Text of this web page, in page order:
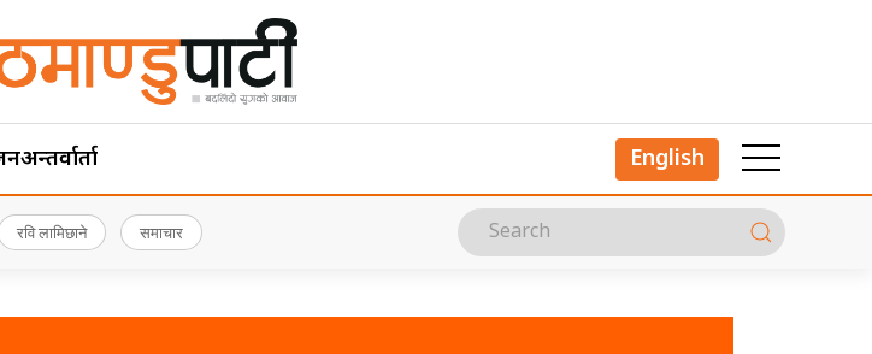
अन्तर्वार्ता English
रवि लामिछाने समाचार